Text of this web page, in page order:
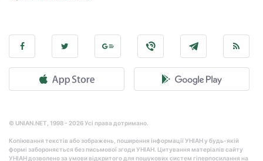
© UNIAN.NET, 1998 - 2026 Усі права дотримано.
Копіювання текстів або зображень, поширення інформації УНІАН у будь-якій
формі забороняється без письмової згоди УНІАН. Цитування матеріалів сайту
УНІАН дозволено за умови відкритого для пошукових систем гіперпосилання на